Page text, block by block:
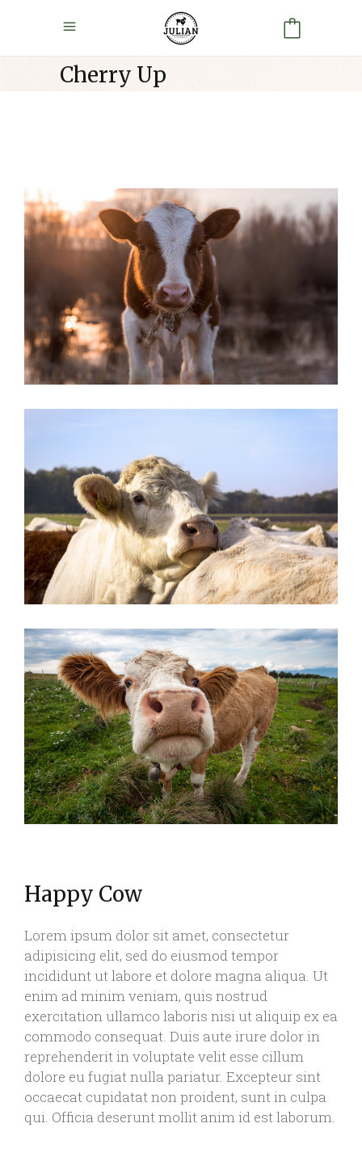
Cherry Up
Happy Cow
Lorem ipsum dolor sit amet, consectetur
adipisicing elit, sed do eiusmod tempor
incididunt ut labore et dolore magna aliqua. Ut
enim ad minim veniam, quis nostrud
exercitation ullamco laboris nisi ut aliquip ex ea
commodo consequat. Duis aute irure dolor in
reprehenderit in voluptate velit esse cillum
dolore eu fugiat nulla pariatur. Excepteur sint
occaecat cupidatat non proident, sunt in culpa
qui. Officia deserunt mollit anim id est laborum.